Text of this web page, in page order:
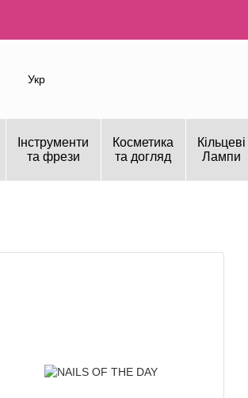
Укр
Інструменти
та фрези
Косметика
та догляд
Кільцеві
Лампи